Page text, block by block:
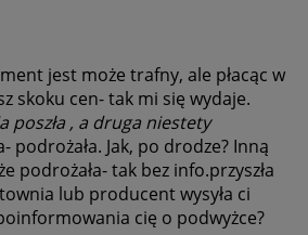
jest może trafny, ale płacąc w
skoku cen- tak mi się wydaje.
poszła , a druga niestety
podrożała. Jak, po drodze? Inną
podrożała- tak bez info.przyszła
lub producent wysyła ci
cię o podwyżce?